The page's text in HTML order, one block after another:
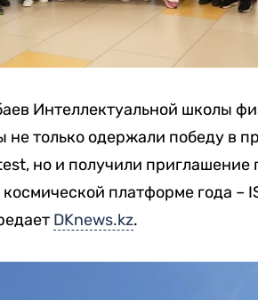
Интеллектуальной школы
не только одержали победу в
но и получили приглашение
платформе года –
DKnews.kz.